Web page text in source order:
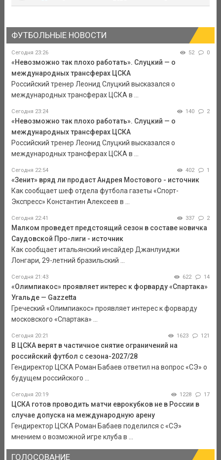
ФУТБОЛЬНЫЕ НОВОСТИ
Сегодня 23:26 52 0
«Невозможно так плохо работать». Слуцкий — о
международных трансферах ЦСКА
Российский тренер Леонид Слуцкий высказался о
международных трансферах ЦСКА в ...
Сегодня 23:24 140 2
«Невозможно так плохо работать». Слуцкий — о
международных трансферах ЦСКА
Российский тренер Леонид Слуцкий высказался о
международных трансферах ЦСКА в ...
Сегодня 22:54 402 1
«Зенит» вряд ли продаст Андрея Мостового - источник
Как сообщает шеф отдела футбола газеты «Спорт-
Экспресс» Константин Алексеев в ...
Сегодня 22:41 337 2
Малком проведет предстоящий сезон в составе новичка
Саудовской Про-лиги - источник
Как сообщает итальянский инсайдер Джанлуиджи
Лонгари, 29-летний бразильский ...
Сегодня 21:43 622 14
«Олимпиакос» проявляет интерес к форварду «Спартака»
Угальде — Gazzetta
Греческий «Олимпиакос» проявляет интерес к форварду
московского «Спартака» ...
Сегодня 20:21 1623 121
В ЦСКА верят в частичное снятие ограничений на
российский футбол с сезона-2027/28
Гендиректор ЦСКА Роман Бабаев ответил на вопрос «СЭ» о
будущем российского ...
Сегодня 20:19 1228 17
ЦСКА готов проводить матчи еврокубков не в России в
случае допуска на международную арену
Гендиректор ЦСКА Роман Бабаев поделился с «СЭ»
мнением о возможной игре клуба в ...
ГОЛОСОВАНИЕ